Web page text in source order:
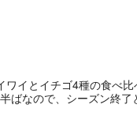
イとイチゴ4種の食べ
ばなので、シーズン終